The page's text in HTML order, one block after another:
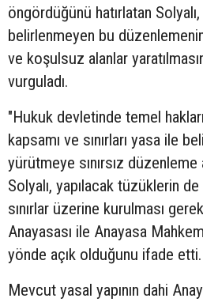
öngördüğünü hatırlatan Solyalı,
belirlenmeyen bu
ve koşulsuz alanlar
vurguladı.
"Hukuk devletinde temel
kapsamı ve sınırları yasa ile
yürütmeye sınırsız düzenleme
Solyalı, yapılacak tüzüklerin
sınırlar üzerine kurulması
Anayasası ile Anayasa
yönde açık olduğunu ifade etti.
Mevcut yasal yapının dahi